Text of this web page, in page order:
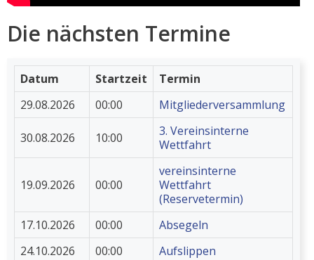
Die nächsten Termine
Datum Startzeit
Termin
29.08.2026
00:00 Mitgliederversammlung
30.08.2026 10:00
3. Vereinsinterne
Wettfahrt
19.09.2026 00:00
vereinsinterne
Wettfahrt
(Reservetermin)
17.10.2026
00:00
Absegeln
24.10.2026
00:00 Aufslippen